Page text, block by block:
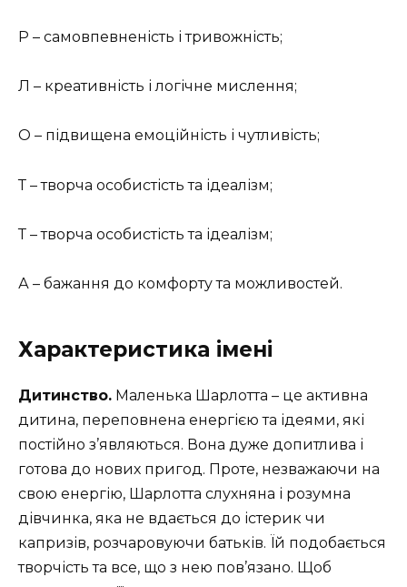
Р – самовпевненість і тривожність;
Л – креативність і логічне мислення;
О – підвищена емоційність і чутливість;
Т – творча особистість та ідеалізм;
Т – творча особистість та ідеалізм;
А – бажання до комфорту та можливостей.
Характеристика імені
Дитинство. Маленька Шарлотта – це активна
дитина, переповнена енергією та ідеями, які
постійно з’являються. Вона дуже допитлива і
готова до нових пригод. Проте, незважаючи на
свою енергію, Шарлотта слухняна і розумна
дівчинка, яка не вдається до істерик чи
капризів, розчаровуючи батьків. Їй подобається
творчість та все, що з нею пов’язано. Щоб